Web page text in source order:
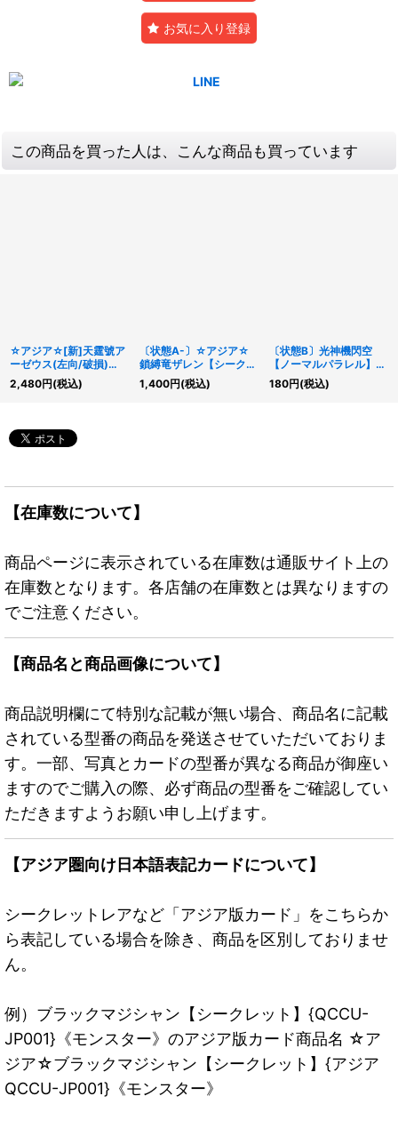
お気に入り登録
この商品を買った人は、こんな商品も買っています
☆アジア☆[新]天霆號ア
ーゼウス(左向/破損)
【クォーターセンチュリ
ーシークレット】{アジ
2,480円(税込)
〔状態A-〕☆アジア☆
鎖縛竜ザレン【シークレ
ット】{アジアBPRO-
JP042}《シンクロ》
1,400円(税込)
〔状態B〕光神機閃空
【ノーマルパラレル】
{EOJ-JP014}《モンス
ター》
180円(税込)
【在庫数について】
商品ページに表示されている在庫数は通販サイト上の
在庫数となります。各店舗の在庫数とは異なりますの
でご注意ください。
【商品名と商品画像について】
商品説明欄にて特別な記載が無い場合、商品名に記載
されている型番の商品を発送させていただいておりま
す。一部、写真とカードの型番が異なる商品が御座い
ますのでご購入の際、必ず商品の型番をご確認してい
ただきますようお願い申し上げます。
【アジア圏向け日本語表記カードについて】
シークレットレアなど「アジア版カード」をこちらか
ら表記している場合を除き、商品を区別しておりませ
ん。
例）ブラックマジシャン【シークレット】{QCCU-
JP001}《モンスター》のアジア版カード商品名 ☆ア
ジア☆ブラックマジシャン【シークレット】{アジア
QCCU-JP001}《モンスター》